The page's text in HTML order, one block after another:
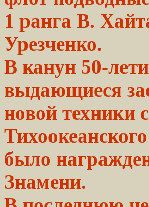
1 ранга В.
Урезченко.
В канун 50-
выдающиеся
новой техники
было
Знамени.